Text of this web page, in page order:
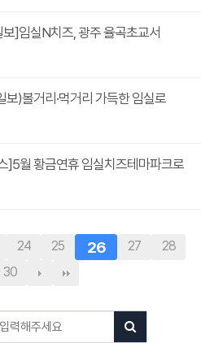
]임실N치즈, 광주 율곡초교서
보)볼거리·먹거리 가득한 임실로
]5월 황금연휴 임실치즈테마파크로
24 25 26 27
28
30